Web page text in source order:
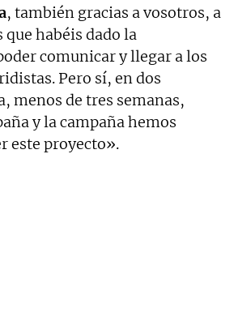
, también gracias a vosotros, a
habéis dado la
comunicar y llegar a los
Pero sí, en dos
menos de tres semanas,
y la campaña hemos
este proyecto».